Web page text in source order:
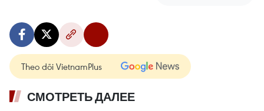
Theo dõi VietnamPlus
СМОТРЕТЬ ДАЛЕЕ